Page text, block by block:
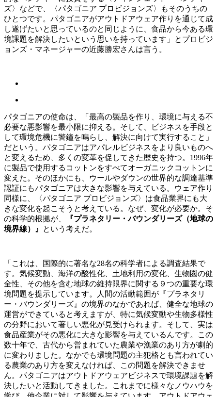
ズ〉などで、〈パタゴニア プロビジョンズ〉もそのうちの
ひとつです。パタゴニアがアウトドアウェア作りを通じて成
し遂げたいと思っているのと同じように、食品から今ある環
境課題を解決したいという思いを持っています」とプロビジ
ョンズ・マネージャーの近藤勝宏さんは言う。
パタゴニアの使命は、「最高の製品を作り、環境に与える不
必要な悪影響を最小限に抑える。そして、ビジネスを手段と
して環境危機に警鐘を鳴らし、解決に向けて実行すること」
だという。パタゴニアはアパレルビジネスをより良いものへ
と変えるため、多くの変革を促してきた歴史を持つ。1996年
に製品で使用するコットンをすべてオーガニックコットンに
変えた。そのほかにも、ウールやダウンの世界的な調達基準
認証にもパタゴニアは大きな影響を与えている。ウェア作り
同様に、〈パタゴニア プロビジョンズ〉は食品業界にも大
きな変化を起こそうと考えている。なぜ、変化が必要か。そ
の科学的根拠が、
『プラネタリー・バウンダリーズ（地球の
境界線）』
という考えだ。
「これは、国際的に著名な28名の科学者による調査結果で
す。気候変動、海洋の酸性化、土地利用の変化、生物圏の健
全性、その他を含む地球の維持限界に関する９つの重要な環
境問題を提示しています。人間の活動範囲が『プラネタリ
ー・バウンダリーズ』の境界のなかであれば、健全な地球の
運営ができていると考えますが、特に気候変動や生物多様性
の分野において著しい悪化が見受けられます。そして、実は
食品産業がその悪化に大きな影響を与えているんです。この
数十年で、古代から営まれていた農業や漁業のあり方が劇的
に変わりました。なかでも環境問題の主犯格とも言われてい
る農業のあり方を変えなければ、この問題を解決できませ
ん。パタゴニアはアウトドアウェアビジネスで環境課題を解
決したいと活動してきました。これまでに様々なノウハウを